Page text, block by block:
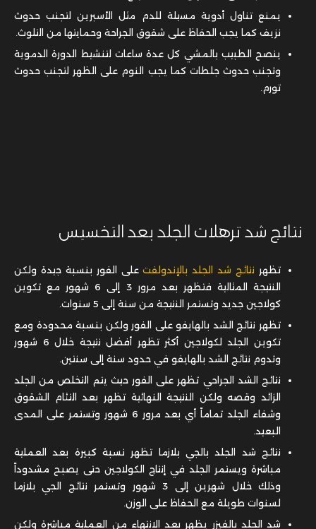
يمنع تناول أدوية مسيلة للدم مثل الأسبرين لتجنب حدوث
نزيف كما يجب الحفاظ على شقوق الجراحة وحمايتها من التلوث.
ينصح الطبيب بالمشي كل عدة ساعات لتنشيط الدورة الدموية
وتجنب حدوث جلطات كما يجب النوم على الظهر لتجنب حدوث
تورم.
نتائج شد ترهلات الجلد بعد التخسيس
تظهر نتائج شد الجلد بالإندولفتعلى الفور بنسبة جيدة ولكن
النتيجة المثالية فتظهر بعد مرور 3 إلى 6 شهور مع تكوين
كولاجين جديد وتستمر النتيجة من سنة إلى 5 سنوات.
تظهر نتائج الشد بالهايفو على الفور ولكن بنسبة محدودة ومع
تكوين الجلد لكولاجين أكثر تظهر أفضل نتيجة خلال 6 شهور
وتدوم نتائج الشد بالهايفو في حدود سنة إلى سنتين.
نتائج الشد الجراحي تظهر على الفور حيث يتم التخلص من الجلد
الزائد وقصه ولكن النتيجة النهائية تظهر بعد التئام الشقوق
وشفاء الجلد تماماً أي بعد مرور 6 شهور وتستمر على المدى
البعيد.
نتائج شد الجلد بالجي بلازما تظهر نسبة كبيرة بعد العملية
مباشرة ويستمر الجلد في إنتاج الكولاجين حتى يصبح مشدوداً
وذلك خلال شهرين إلى 3 شهور وتستمر نتائج الجي بلازما
لسنوات طويلة مع الحفاظ على الوزن.
شد الجلد بالفيزر يظهر بعد الانتهاء من العملية مباشرة ولكن